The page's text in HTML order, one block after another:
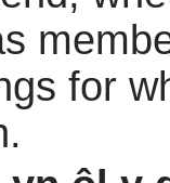
for